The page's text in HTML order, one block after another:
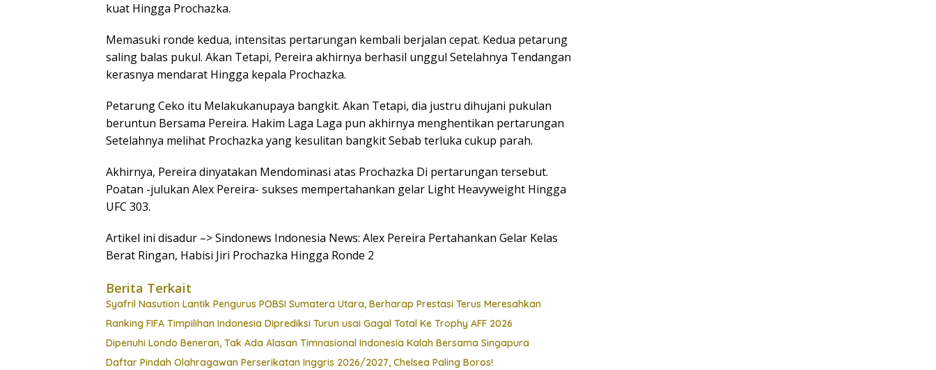
kuat Hingga Prochazka.
Memasuki ronde kedua, intensitas pertarungan kembali berjalan cepat. Kedua petarung
saling balas pukul. Akan Tetapi, Pereira akhirnya berhasil unggul Setelahnya Tendangan
kerasnya mendarat Hingga kepala Prochazka.
Petarung Ceko itu Melakukanupaya bangkit. Akan Tetapi, dia justru dihujani pukulan
beruntun Bersama Pereira. Hakim Laga Laga pun akhirnya menghentikan pertarungan
Setelahnya melihat Prochazka yang kesulitan bangkit Sebab terluka cukup parah.
Akhirnya, Pereira dinyatakan Mendominasi atas Prochazka Di pertarungan tersebut.
Poatan -julukan Alex Pereira- sukses mempertahankan gelar Light Heavyweight Hingga
UFC 303.
Artikel ini disadur –> Sindonews Indonesia News: Alex Pereira Pertahankan Gelar Kelas
Berat Ringan, Habisi Jiri Prochazka Hingga Ronde 2
Berita Terkait
Syafril Nasution Lantik Pengurus POBSI Sumatera Utara, Berharap Prestasi Terus Meresahkan
Ranking FIFA Timpilihan Indonesia Diprediksi Turun usai Gagal Total Ke Trophy AFF 2026
Dipenuhi Londo Beneran, Tak Ada Alasan Timnasional Indonesia Kalah Bersama Singapura
Daftar Pindah Olahragawan Perserikatan Inggris 2026/2027, Chelsea Paling Boros!